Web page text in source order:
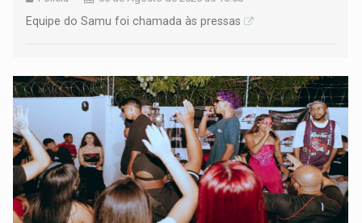
Equipe do Samu foi chamada às pressas